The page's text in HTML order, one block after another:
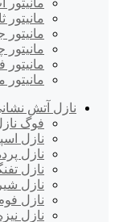
نازل آتش
فوگ
نازل
نازل
نازل
نازل
نازل
نازل